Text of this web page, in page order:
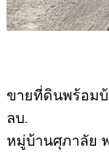
ขายที่ดินพร้อม
ลบ.
หมู่บ้านศุภาลัย